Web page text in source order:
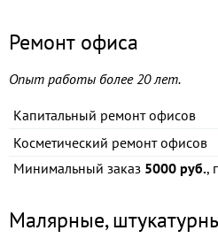
Ремонт офиса
Опыт работы более 20 лет.
Капитальный ремонт офисов
Косметический ремонт офисов
Минимальный заказ 5000 руб.,
Малярные,